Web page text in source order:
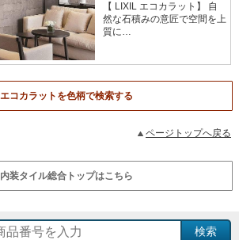
【 LIXIL エコカラット】 自
然な石積みの意匠で空間を上
質に…
エコカラットを色柄で検索する
ページトップへ戻る
内装タイル総合トップはこちら